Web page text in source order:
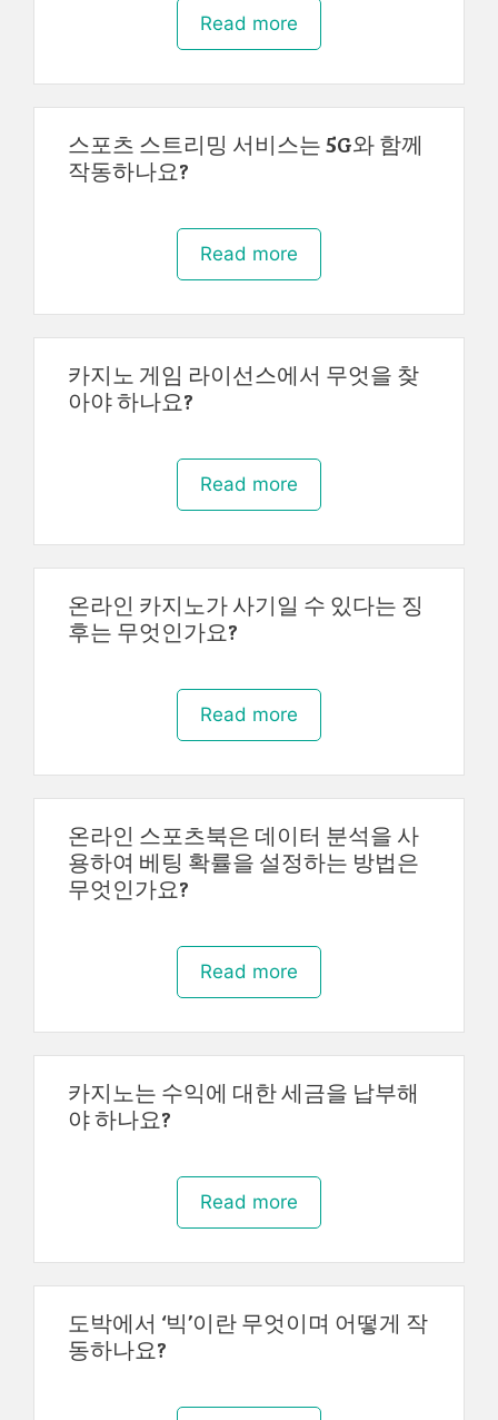
Read more
스포츠 스트리밍 서비스는 5G와 함께
작동하나요?
Read more
카지노 게임 라이선스에서 무엇을 찾
아야 하나요?
Read more
온라인 카지노가 사기일 수 있다는 징
후는 무엇인가요?
Read more
온라인 스포츠북은 데이터 분석을 사
용하여 베팅 확률을 설정하는 방법은
무엇인가요?
Read more
카지노는 수익에 대한 세금을 납부해
야 하나요?
Read more
도박에서 ‘빅’이란 무엇이며 어떻게 작
동하나요?